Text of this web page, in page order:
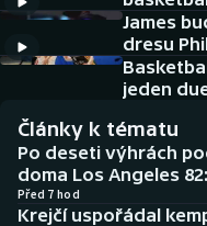
Americký fotbal
Baseball a softbal
Basketbal
Biatlon
NEPŘEHLÉDNĚTE
Historické návraty
Aplikace ČT sport
James
dresu
jeden
Články k tématu
Po deseti výhrách
doma Los Angeles
Před 7 hod
Krejčí uspořádal